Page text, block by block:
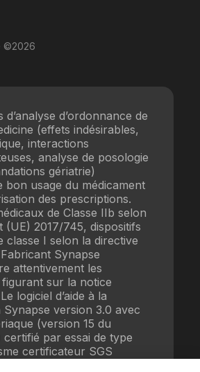
©2026
d’analyse d’ordonnance de
(effets indésirables,
interactions
analyse de posologie
gériatrie)
bon usage du médicament
des prescriptions.
de Classe IIb selon
(UE) 2017/745, dispositifs
classe I selon la directive
Synapse
attentivement les
sur la notice
logiciel d’aide à la
version 3.0 avec
(version 15 du
certifié par essai de type
certificateur SGS